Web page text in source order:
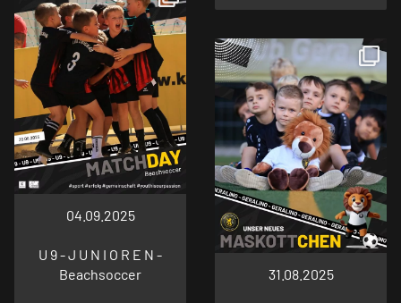
04.09.2025
U 9 - J U N I O R E N -
Beachsoccer
31.08.2025